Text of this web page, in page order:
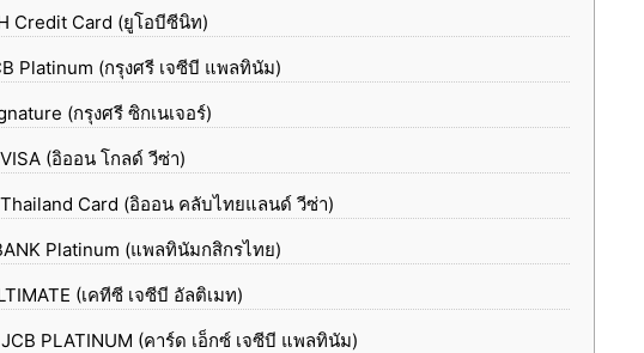
Credit Card (ยูโอบีซีนิท)
Platinum (กรุงศรี เจซีบี แพลทินัม)
(กรุงศรี ซิกเนเจอร์)
(อิออน โกลด์ วีซ่า)
Thailand Card (อิออน คลับไทยแลนด์ วีซ่า)
Platinum (แพลทินัมกสิกรไทย)
(เคทีซี เจซีบี อัลติเมท)
PLATINUM (คาร์ด เอ็กซ์ เจซีบี แพลทินัม)